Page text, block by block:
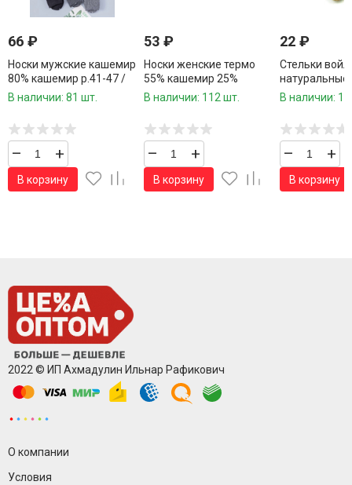
66 ₽
Носки мужские кашемир
80% кашемир р.41-47 /
10 пар в упаковке/ 1
В наличии: 81 шт.
– +
В корзину
53 ₽
Носки женские термо
55% кашемир 25%
хлопок р.36-41 /10 пар в
В наличии: 112 шт.
– +
В корзину
22 ₽
Стельки
натуральные
утолщенные
В наличии:
– +
В корзину
2022 © ИП Ахмадулин Ильнар Рафикович
О компании
Условия